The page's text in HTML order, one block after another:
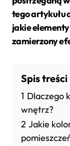
tego artykułu
jakie
zamierzony
Spis treści
1 Dlaczego
wnętrz?
2 Jakie